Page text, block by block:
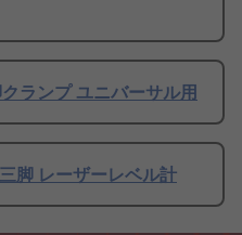
ランプ ユニバーサル用
脚 レーザーレベル計